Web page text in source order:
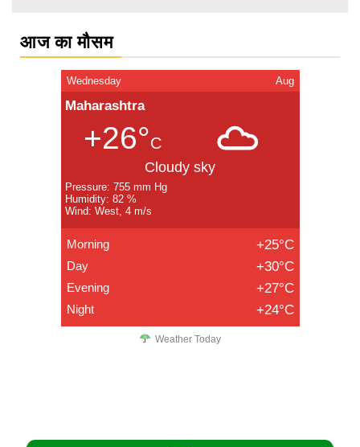
आज का मौसम
Wednesday Aug
Maharashtra
+26°C
Cloudy sky
Pressure: 755 mm Hg
Humidity: 82 %
Wind: West, 4 m/s
Morning +25°C
Day +30°C
Evening +27°C
Night +24°C
Weather Today